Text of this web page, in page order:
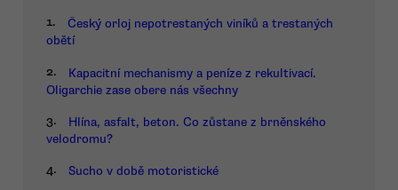
1.
Český orloj nepotrestaných viníků a trestaných
obětí
2.
Kapacitní mechanismy a peníze z rekultivací.
Oligarchie zase obere nás všechny
3.
Hlína, asfalt, beton. Co zůstane z brněnského
velodromu?
4. Sucho v době motoristické